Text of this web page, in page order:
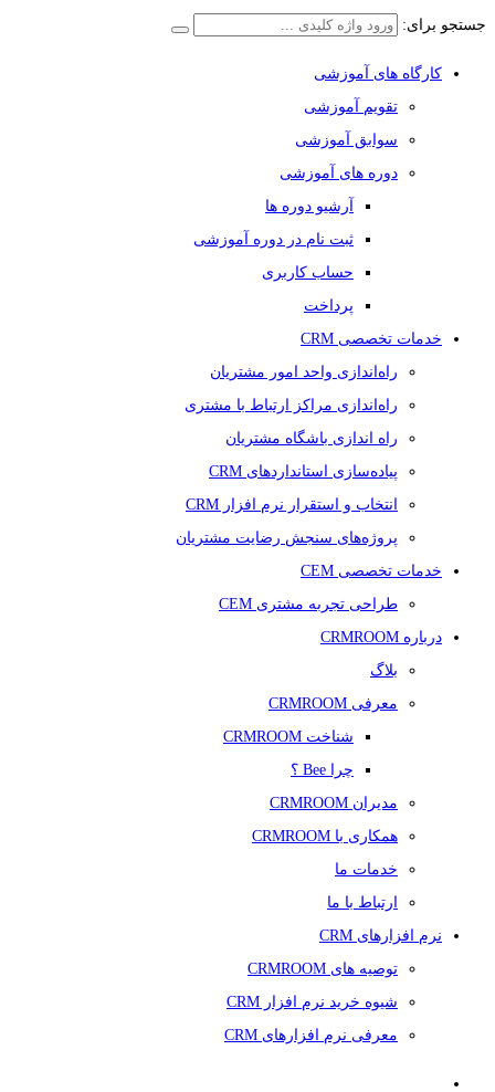
جستجو برای:
کارگاه های آموزشی
تقویم آموزشی
سوابق آموزشی
دوره های آموزشی
آرشیو دوره ها
ثبت نام در دوره آموزشی
حساب کاربری
پرداخت
خدمات تخصصی CRM
راه‌اندازی واحد امور مشتریان
راه‌اندازی مراکز ارتباط با مشتری
راه اندازی باشگاه مشتریان
پیاده‌سازی استانداردهای CRM
انتخاب و استقرار نرم افزار CRM
پروژه‌های سنجش رضایت مشتریان
خدمات تخصصی CEM
طراحی تجربه مشتری CEM
درباره CRMROOM
بلاگ
معرفی CRMROOM
شناخت CRMROOM
چرا Bee ؟
مدیران CRMROOM
همکاری با CRMROOM
خدمات ما
ارتباط با ما
نرم افزارهای CRM
توصیه های CRMROOM
شیوه خرید نرم افزار CRM
معرفی نرم افزارهای CRM